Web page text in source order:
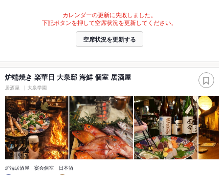
カレンダーの更新に失敗しました。
下記ボタンを押して空席状況を更新してください。
空席状況を更新する
炉端焼き 楽華日 大泉邸 海鮮 個室 居酒屋
居酒屋 大泉学園
炉端居酒屋 宴会個室 日本酒